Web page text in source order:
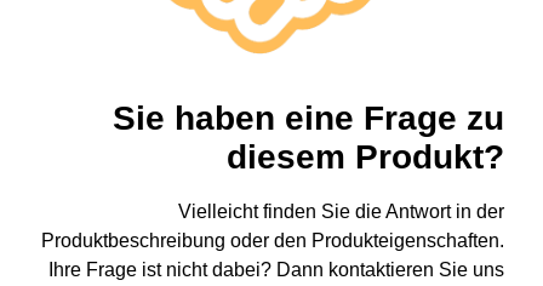
Sie haben eine Frage zu
diesem Produkt?
Vielleicht finden Sie die Antwort in der
Produktbeschreibung oder den Produkteigenschaften.
Ihre Frage ist nicht dabei? Dann kontaktieren Sie uns